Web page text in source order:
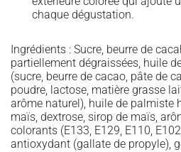
chaque dégustation.
Ingrédients : Sucre, beurre de
partiellement dégraissées, huile
(sucre, beurre de cacao, pâte de
poudre, lactose, matière grasse
arôme naturel), huile de palmiste
maïs, dextrose, sirop de maïs,
colorants (E133, E129, E110,
antioxydant (gallate de propyle),